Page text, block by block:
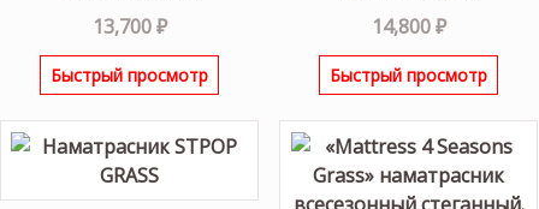
13,700₽
Быстрый просмотр
14,800₽
Быстрый просмотр